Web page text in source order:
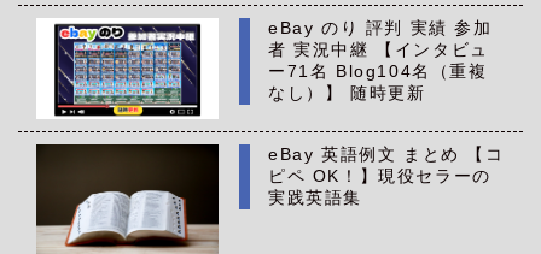
eBay のり 評判 実績 参加
者 実況中継 【インタビュ
ー71名 Blog104名（重複
なし）】 随時更新
eBay 英語例文 まとめ 【コ
ピペ OK！】現役セラーの
実践英語集